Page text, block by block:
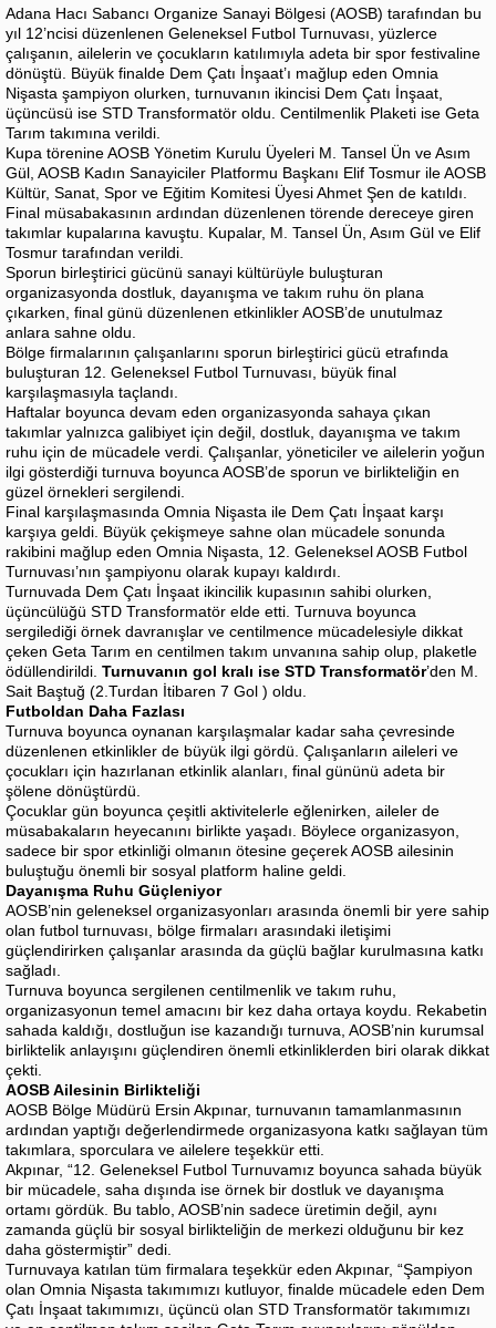
Adana Hacı Sabancı Organize Sanayi Bölgesi (AOSB) tarafından bu
yıl 12’ncisi düzenlenen Geleneksel Futbol Turnuvası, yüzlerce
çalışanın, ailelerin ve çocukların katılımıyla adeta bir spor festivaline
dönüştü. Büyük finalde Dem Çatı İnşaat’ı mağlup eden Omnia
Nişasta şampiyon olurken, turnuvanın ikincisi Dem Çatı İnşaat,
üçüncüsü ise STD Transformatör oldu. Centilmenlik Plaketi ise Geta
Tarım takımına verildi.
Kupa törenine AOSB Yönetim Kurulu Üyeleri M. Tansel Ün ve Asım
Gül, AOSB Kadın Sanayiciler Platformu Başkanı Elif Tosmur ile AOSB
Kültür, Sanat, Spor ve Eğitim Komitesi Üyesi Ahmet Şen de katıldı.
Final müsabakasının ardından düzenlenen törende dereceye giren
takımlar kupalarına kavuştu. Kupalar, M. Tansel Ün, Asım Gül ve Elif
Tosmur tarafından verildi.
Sporun birleştirici gücünü sanayi kültürüyle buluşturan
organizasyonda dostluk, dayanışma ve takım ruhu ön plana
çıkarken, final günü düzenlenen etkinlikler AOSB’de unutulmaz
anlara sahne oldu.
Bölge firmalarının çalışanlarını sporun birleştirici gücü etrafında
buluşturan 12. Geleneksel Futbol Turnuvası, büyük final
karşılaşmasıyla taçlandı.
Haftalar boyunca devam eden organizasyonda sahaya çıkan
takımlar yalnızca galibiyet için değil, dostluk, dayanışma ve takım
ruhu için de mücadele verdi. Çalışanlar, yöneticiler ve ailelerin yoğun
ilgi gösterdiği turnuva boyunca AOSB’de sporun ve birlikteliğin en
güzel örnekleri sergilendi.
Final karşılaşmasında Omnia Nişasta ile Dem Çatı İnşaat karşı
karşıya geldi. Büyük çekişmeye sahne olan mücadele sonunda
rakibini mağlup eden Omnia Nişasta, 12. Geleneksel AOSB Futbol
Turnuvası’nın şampiyonu olarak kupayı kaldırdı.
Turnuvada Dem Çatı İnşaat ikincilik kupasının sahibi olurken,
üçüncülüğü STD Transformatör elde etti. Turnuva boyunca
sergilediği örnek davranışlar ve centilmence mücadelesiyle dikkat
çeken Geta Tarım en centilmen takım unvanına sahip olup, plaketle
ödüllendirildi. Turnuvanın gol kralı ise STD Transformatör’den M.
Sait Baştuğ (2.Turdan İtibaren 7 Gol ) oldu.
Futboldan Daha Fazlası
Turnuva boyunca oynanan karşılaşmalar kadar saha çevresinde
düzenlenen etkinlikler de büyük ilgi gördü. Çalışanların aileleri ve
çocukları için hazırlanan etkinlik alanları, final gününü adeta bir
şölene dönüştürdü.
Çocuklar gün boyunca çeşitli aktivitelerle eğlenirken, aileler de
müsabakaların heyecanını birlikte yaşadı. Böylece organizasyon,
sadece bir spor etkinliği olmanın ötesine geçerek AOSB ailesinin
buluştuğu önemli bir sosyal platform haline geldi.
Dayanışma Ruhu Güçleniyor
AOSB’nin geleneksel organizasyonları arasında önemli bir yere sahip
olan futbol turnuvası, bölge firmaları arasındaki iletişimi
güçlendirirken çalışanlar arasında da güçlü bağlar kurulmasına katkı
sağladı.
Turnuva boyunca sergilenen centilmenlik ve takım ruhu,
organizasyonun temel amacını bir kez daha ortaya koydu. Rekabetin
sahada kaldığı, dostluğun ise kazandığı turnuva, AOSB’nin kurumsal
birliktelik anlayışını güçlendiren önemli etkinliklerden biri olarak dikkat
çekti.
AOSB Ailesinin Birlikteliği
AOSB Bölge Müdürü Ersin Akpınar, turnuvanın tamamlanmasının
ardından yaptığı değerlendirmede organizasyona katkı sağlayan tüm
takımlara, sporculara ve ailelere teşekkür etti.
Akpınar, “12. Geleneksel Futbol Turnuvamız boyunca sahada büyük
bir mücadele, saha dışında ise örnek bir dostluk ve dayanışma
ortamı gördük. Bu tablo, AOSB’nin sadece üretimin değil, aynı
zamanda güçlü bir sosyal birlikteliğin de merkezi olduğunu bir kez
daha göstermiştir” dedi.
Turnuvaya katılan tüm firmalara teşekkür eden Akpınar, “Şampiyon
olan Omnia Nişasta takımımızı kutluyor, finalde mücadele eden Dem
Çatı İnşaat takımımızı, üçüncü olan STD Transformatör takımımızı